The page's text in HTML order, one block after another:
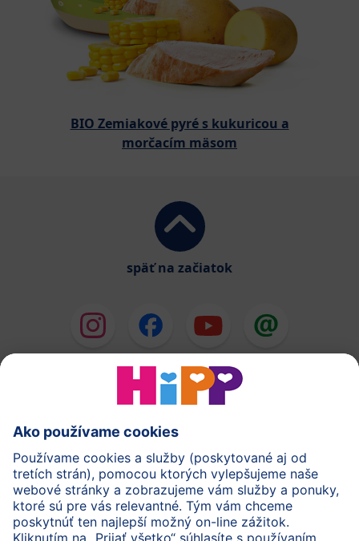
BIO Zemiakové pyré s kukuricou a
morčacím mäsom
späť na začiatok
HiPP Mlieka
HiPP Príkrmy
HiPP Tehotenstvo
Ochrana osobných údajov
Cookies a pravidlá používania webovej stránky